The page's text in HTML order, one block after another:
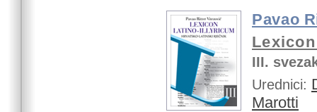
Pavao
III.
Urednici:
Marotti